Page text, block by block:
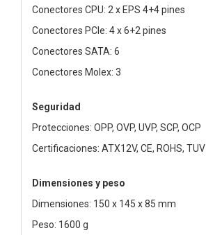
Conectores CPU: 2 x EPS 4+4 pines
Conectores PCIe: 4 x 6+2 pines
Conectores SATA: 6
Conectores Molex: 3
Seguridad
Protecciones: OPP, OVP, UVP, SCP, OCP
Certificaciones: ATX12V, CE, ROHS, TUV
Dimensiones y peso
Dimensiones: 150 x 145 x 85 mm
Peso: 1600 g